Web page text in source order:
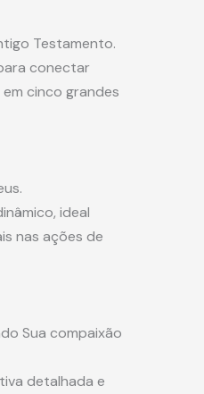
Testamento.
conectar
cinco grandes
ideal
nas ações de
Sua compaixão
detalhada e